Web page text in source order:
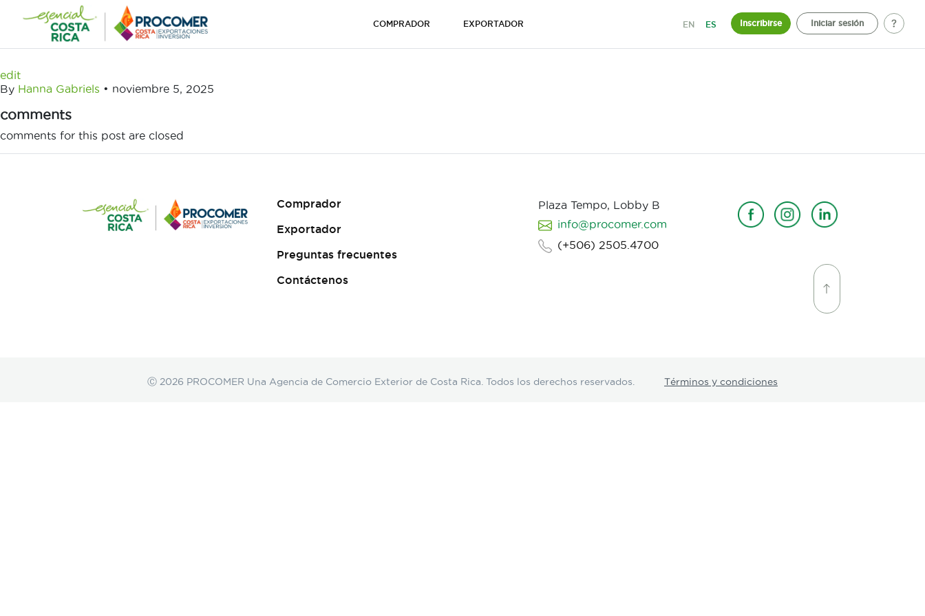
contenido
COMPRADOR EXPORTADOR EN ES Inscribirse Iniciar sesión
edit
By Hanna Gabriels • noviembre 5, 2025
comments
comments for this post are closed
Comprador
Exportador
Preguntas frecuentes
Contáctenos
Plaza Tempo, Lobby B
info@procomer.com
(+506) 2505.4700
Ⓒ 2026 PROCOMER Una Agencia de Comercio Exterior de Costa Rica. Todos los derechos reservados. Términos y condiciones